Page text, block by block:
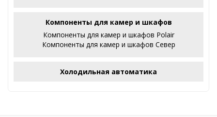
Компоненты для камер и шкафов
Компоненты для камер и шкафов Polair
Компоненты для камер и шкафов Север
Холодильная автоматика